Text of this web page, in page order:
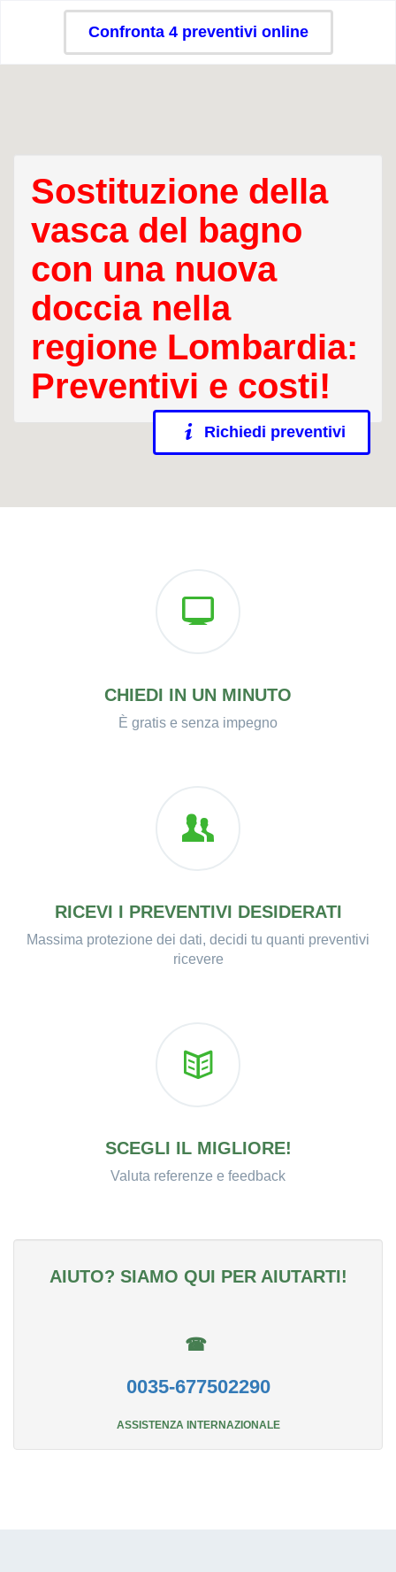
Confronta 4 preventivi online
Sostituzione della
vasca del bagno
con una nuova
doccia nella
regione Lombardia:
Preventivi e costi!
Richiedi preventivi
CHIEDI IN UN MINUTO
È gratis e senza impegno
RICEVI I PREVENTIVI DESIDERATI
Massima protezione dei dati, decidi tu quanti preventivi
ricevere
SCEGLI IL MIGLIORE!
Valuta referenze e feedback
AIUTO? SIAMO QUI PER AIUTARTI!
☎
0035-677502290
ASSISTENZA INTERNAZIONALE